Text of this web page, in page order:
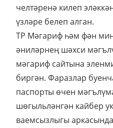
челтәренә килеп
үзләре белеп алган.
ТР Мәгариф һәм фән
әниләрнең шәхси
мәгариф сайтына
биргән. Фаразлар
паспорты өчен
шөгыльләнгән кайбер
ваемсызлыгы